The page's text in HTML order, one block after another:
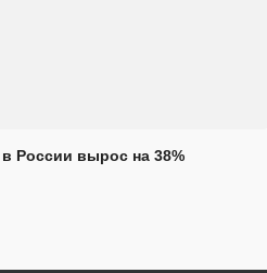
России вырос на 38%